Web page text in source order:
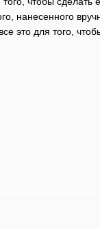
нанесенного
это для того,